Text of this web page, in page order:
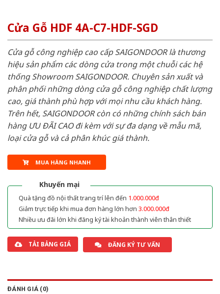
Cửa Gỗ HDF 4A-C7-HDF-SGD
Cửa gỗ công nghiệp cao cấp SAIGONDOOR là thương
hiệu sản phẩm các dòng cửa trong một chuỗi các hệ
thống Showroom SAIGONDOOR. Chuyên sản xuất và
phân phối những dòng cửa gỗ công nghiệp chất lượng
cao, giá thành phù hợp với mọi nhu cầu khách hàng.
Trên hết, SAIGONDOOR còn có những chính sách bán
hàng ƯU ĐÃI CAO đi kèm với sự đa dạng về mẫu mã,
loại cửa gỗ và cả phân khúc giá thành.
MUA HÀNG NHANH
Khuyến mại
Quà tặng đồ nội thất trang trí lên đến 1.000.000đ
Giảm trực tiếp khi mua đơn hàng lớn hơn 3.000.000đ
Nhiều ưu đãi lớn khi đăng ký tài khoản thành viên thân thiết
TẢI BẢNG GIÁ ĐĂNG KÝ TƯ VẤN
ĐÁNH GIÁ (0)